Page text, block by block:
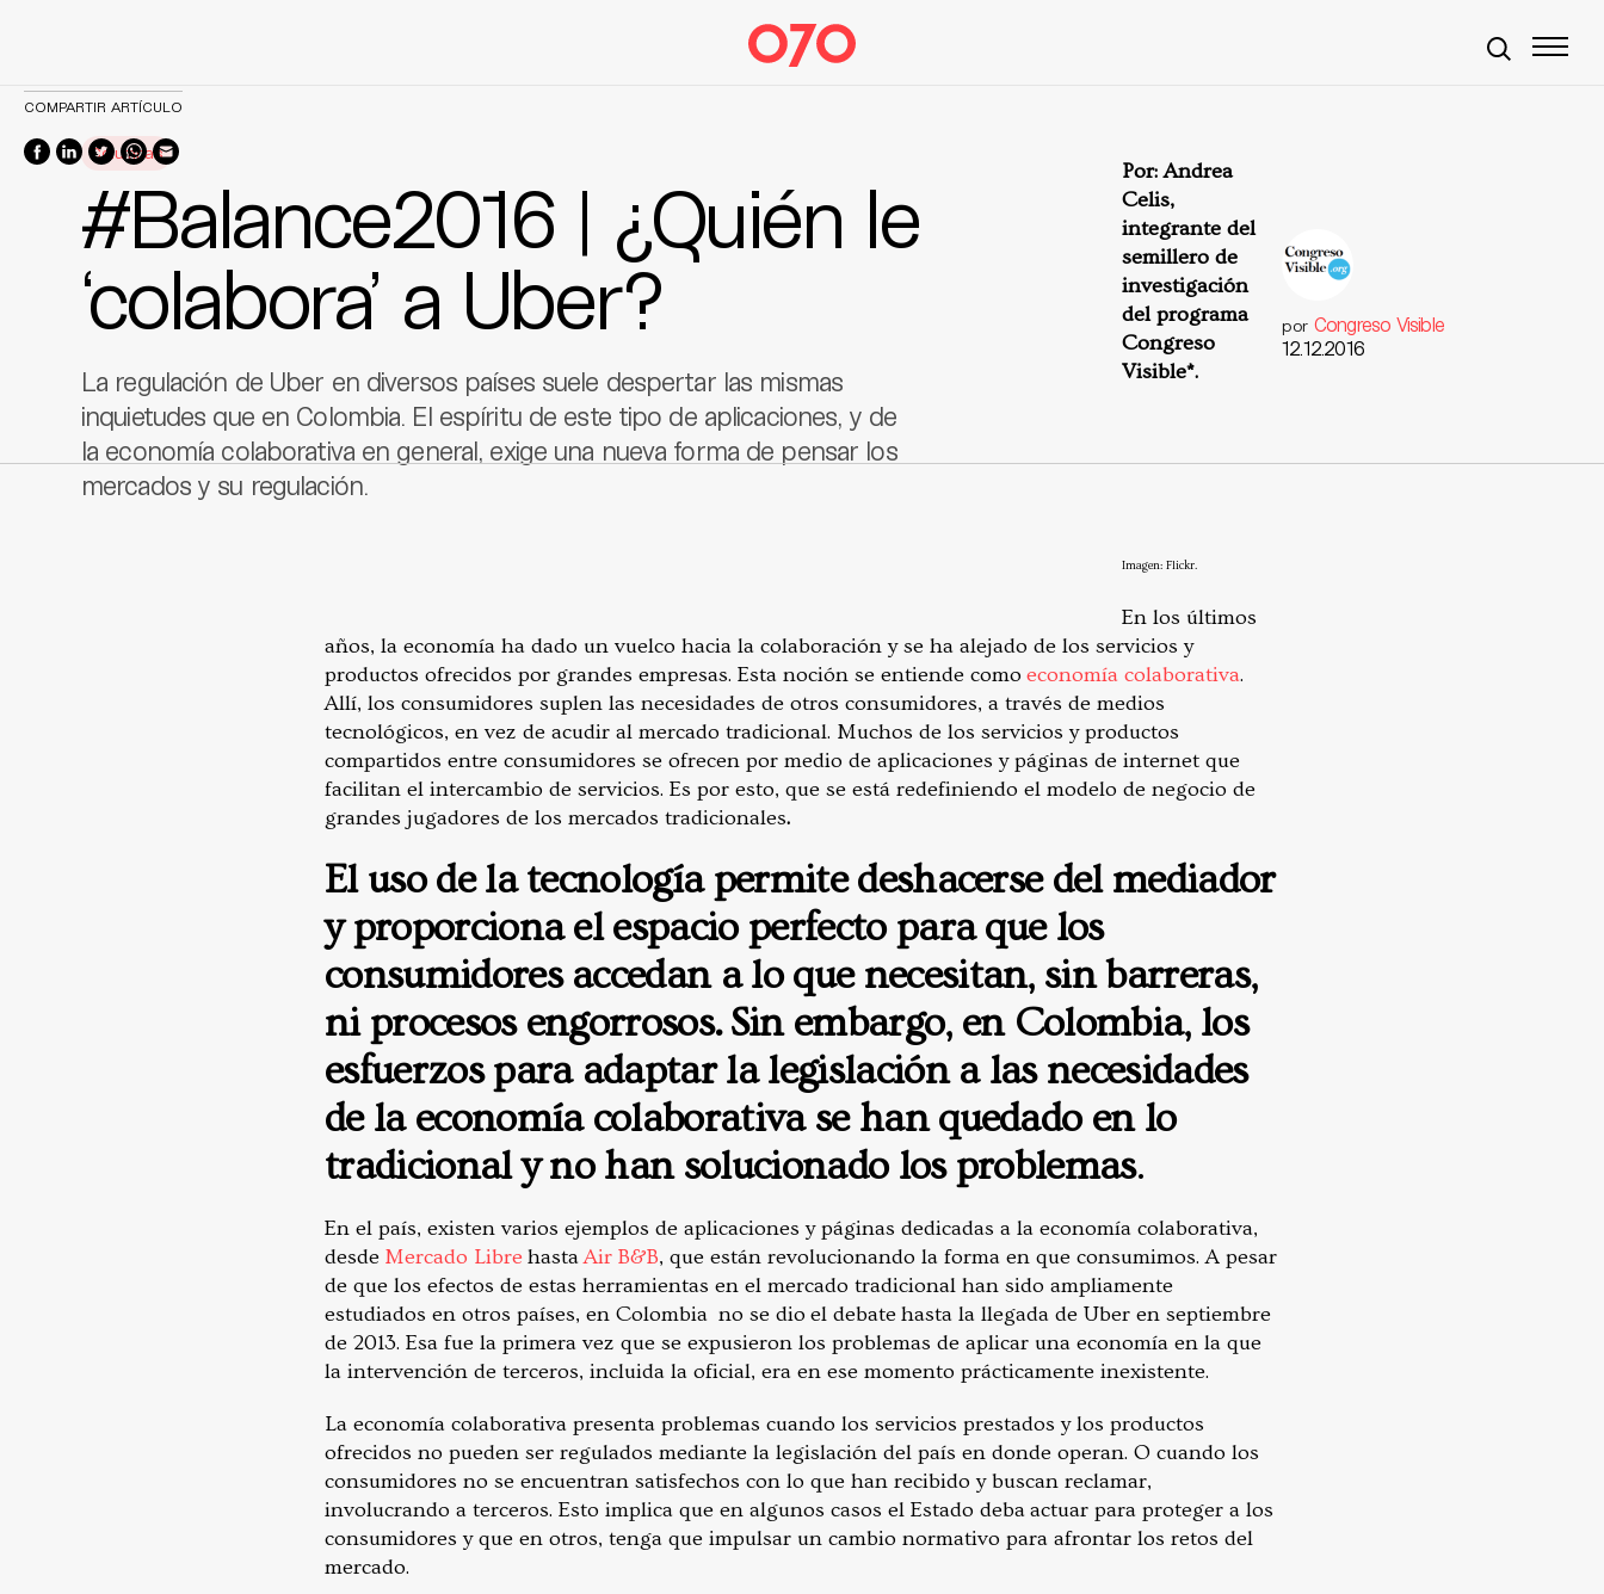
Skip
content
Columnas
#Balance2016 | ¿Quién le
‘colabora’ a Uber?
La regulación de Uber en diversos países suele despertar las mismas
inquietudes que en Colombia. El espíritu de este tipo de aplicaciones, y de
la economía colaborativa en general, exige una nueva forma de pensar los
mercados y su regulación.
por Congreso Visible
12.12.2016
Por: Andrea
Celis,
integrante del
semillero de
investigación
del programa
Congreso
Visible*.
Imagen: Flickr.
En los últimos
años, la economía ha dado un vuelco hacia la colaboración y se ha alejado de los servicios y
productos ofrecidos por grandes empresas. Esta noción se entiende como economía colaborativa.
Allí, los consumidores suplen las necesidades de otros consumidores, a través de medios
tecnológicos, en vez de acudir al mercado tradicional. Muchos de los servicios y productos
compartidos entre consumidores se ofrecen por medio de aplicaciones y páginas de internet que
facilitan el intercambio de servicios. Es por esto, que se está redefiniendo el modelo de negocio de
grandes jugadores de los mercados tradicionales.
El uso de la tecnología permite deshacerse del mediador
y proporciona el espacio perfecto para que los
consumidores accedan a lo que necesitan, sin barreras,
ni procesos engorrosos. Sin embargo, en Colombia, los
esfuerzos para adaptar la legislación a las necesidades
de la economía colaborativa se han quedado en lo
tradicional y no han solucionado los problemas.
En el país, existen varios ejemplos de aplicaciones y páginas dedicadas a la economía colaborativa,
desde Mercado Libre hastaAir B&B, que están revolucionando la forma en que consumimos. A pesar
de que los efectos de estas herramientas en el mercado tradicional han sido ampliamente
estudiados en otros países, en Colombia no se dio el debate hasta la llegada de Uber en septiembre
de 2013. Esa fue la primera vez que se expusieron los problemas de aplicar una economía en la que
la intervención de terceros, incluida la oficial, era en ese momento prácticamente inexistente.
La economía colaborativa presenta problemas cuando los servicios prestados y los productos
ofrecidos no pueden ser regulados mediante la legislación del país en donde operan. O cuando los
consumidores no se encuentran satisfechos con lo que han recibido y buscan reclamar,
involucrando a terceros. Esto implica que en algunos casos el Estado deba actuar para proteger a los
consumidores y que en otros, tenga que impulsar un cambio normativo para afrontar los retos del
mercado.
COMPARTIR ARTÍCULO